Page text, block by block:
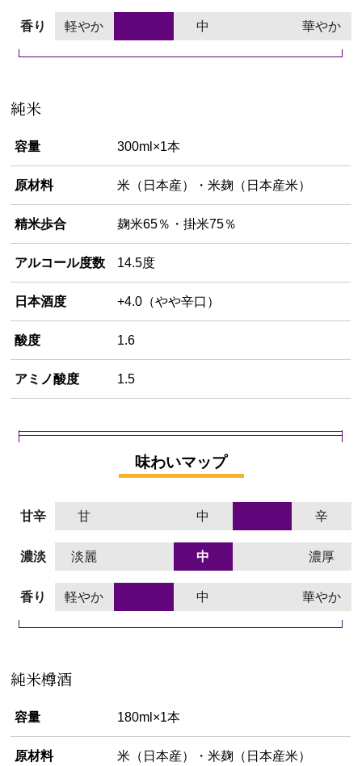
香り 軽やか 中 華やか
純米
容量 300ml×1本
原材料 米（日本産）・米麹（日本産米）
精米歩合 麹米65％・掛米75％
アルコール度数 14.5度
日本酒度 +4.0（やや辛口）
酸度 1.6
アミノ酸度 1.5
味わいマップ
甘辛 甘 中 辛
濃淡 淡麗 中 濃厚
香り 軽やか 中 華やか
純米樽酒
容量 180ml×1本
原材料 米（日本産）・米麹（日本産米）